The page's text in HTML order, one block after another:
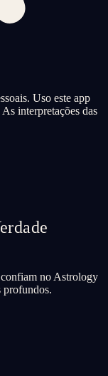
Uso este app
interpretações das
confiam no Astrology
profundos.